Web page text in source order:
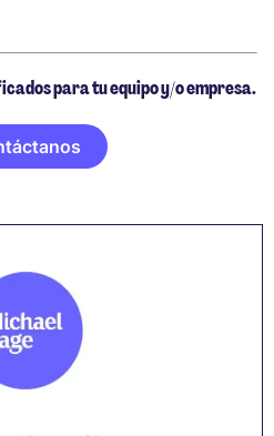
para tu equipo y/o empresa.